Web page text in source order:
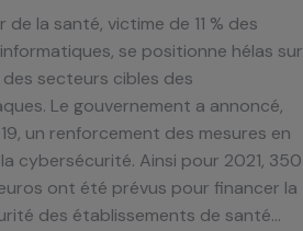
de la santé, victime de 11 % des
se positionne hélas sur
secteurs cibles des
Le gouvernement a annoncé,
un renforcement des mesures en
cybersécurité. Ainsi pour 2021, 350
ont été prévus pour financer la
des établissements de santé…